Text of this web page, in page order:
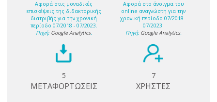
Αφορά στις μοναδικές
επισκέψεις της διδακτορικής
διατριβής για την χρονική
περίοδο 07/2018 - 07/2023.
Πηγή: Google Analytics.
Αφορά στο άνοιγμα του
online αναγνώστη για την
χρονική περίοδο 07/2018 -
07/2023.
Πηγή: Google Analytics.
5
ΜΕΤΑΦΟΡΤΩΣΕΙΣ
7
ΧΡΗΣΤΕΣ